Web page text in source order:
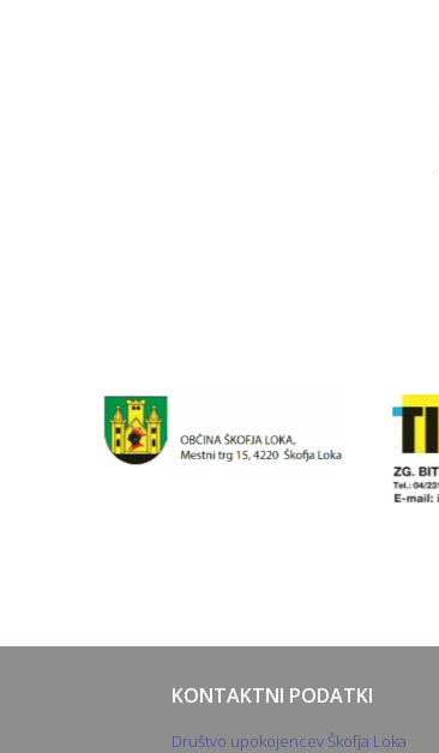
KONTAKTNI PODATKI
Društvo upokojencev Škofja Loka